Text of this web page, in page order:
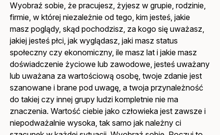
Wyobraź sobie, że pracujesz, żyjesz w grupie, rodzinie,
firmie, w której niezależnie od tego, kim jesteś, jakie
masz poglądy, skąd pochodzisz, za kogo się uważasz,
jakiej jesteś płci, jak wyglądasz, jaki masz status
społeczny czy ekonomiczny, ile masz lat i jakie masz
doświadczenie życiowe lub zawodowe, jesteś uważany
lub uważana za wartościową osobę, twoje zdanie jest
szanowane i brane pod uwagę, a twoja przynależność
do takiej czy innej grupy ludzi kompletnie nie ma
znaczenia. Wartość ciebie jako człowieka jest zawsze i
niepodważalnie wysoka, tak samo jak należny ci